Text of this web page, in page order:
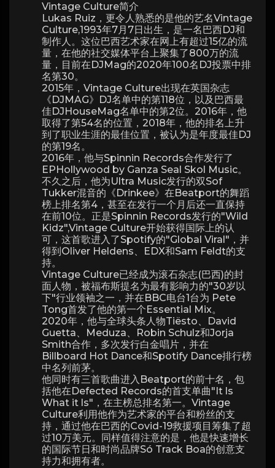
Vintage Culture简介
Lukas Ruiz，更令人熟悉的是他的艺名Vintage
Culture,1993年7月7日出生，是一名巴西DJ和
制作人。这位巴西艺术家在网上有超过15亿的流
量，在他的社交媒体平台上聚集了800万的流
量，目前在DJMag的2020年100名DJ投票中排
名第30。
2015年，Vintage Culture出现在英国杂志
《DJMAG》DJ名单中的第118位，以及巴西最
佳DJHouseMag名单中的第2位。2016年，他
取得了第54名的位置，2018年，他的排名上升
到了职业生涯的最佳位置，被认为是年度最佳DJ
的第19名。
2016年，他与Spinnin Records合作发行了
EPHollywood by Ganza Seal Skol Music。
不久之后，他为Ultra Music发行的双Sof
Tukker混音的《Drinkee》在Beatport的舞蹈
榜上排名第4，甚至在发行一个月后还一直保持
在前10位。正是Spinnin Records发行的"Wild
Kidz",Vintage Culture开始获得国际上的认
可，这首歌进入了Spotify的"Global Viral"，并
得到Oliver Heldens、EDX和Sam Feldt的支
持。
Vintage Culture已经成为滚石杂志(巴西)的封
面人物，被福布斯提名为最有影响力的"30岁以
下"行业领袖之一，并在BBC电台1台为 Pete
Tong首发了他的第一个Essential Mix。
2020年，他与全球头条人物Tiësto、David
Guetta、Meduza、Robin Schulz和Jorja
Smith合作，多次发行白金唱片，并在
Billboard Hot Dance和Spotify Dance排行榜
中名列前茅。
他同时有三首歌曲进入Beatport的前十名，包
括他在Defected Records的首支单曲"It ls
What it ls"，在主榜总排名第一。Vintage
Culture利用他作为艺术家的平台和粉丝的支
持，通过他在巴西的Covid-19救援项目筹集了超
过10万美元。同样值得注意的是，他是快速增长
的国际节日和时尚品牌Só Track Boa的创意支
持力和拥有者。